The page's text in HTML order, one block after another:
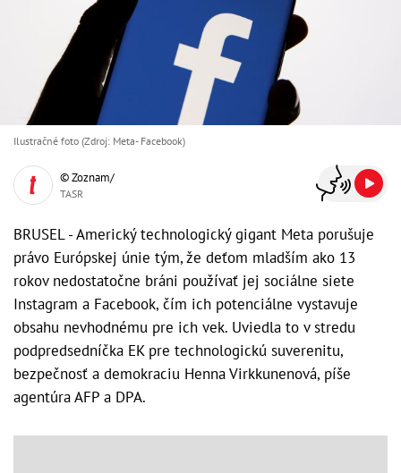
Ilustračné foto (Zdroj: Meta- Facebook)
© Zoznam/
TASR
BRUSEL - Americký technologický gigant Meta porušuje
právo Európskej únie tým, že deťom mladším ako 13
rokov nedostatočne bráni používať jej sociálne siete
Instagram a Facebook, čím ich potenciálne vystavuje
obsahu nevhodnému pre ich vek. Uviedla to v stredu
podpredsedníčka EK pre technologickú suverenitu,
bezpečnosť a demokraciu Henna Virkkunenová, píše
agentúra AFP a DPA.